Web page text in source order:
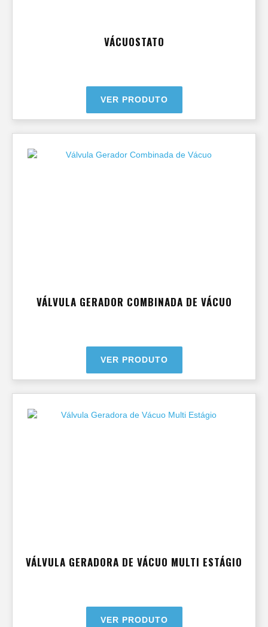
VÁCUOSTATO
VER PRODUTO
VÁLVULA GERADOR COMBINADA DE VÁCUO
VER PRODUTO
VÁLVULA GERADORA DE VÁCUO MULTI ESTÁGIO
VER PRODUTO